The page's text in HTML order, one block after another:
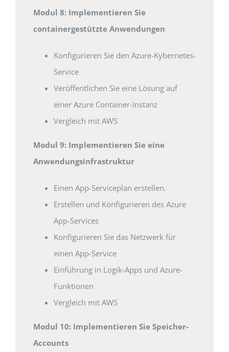
Modul 8: Implementieren Sie
containergestützte Anwendungen
Konfigurieren Sie den Azure-Kybernetes-
Service
Veröffentlichen Sie eine Lösung auf
einer Azure Container-Instanz
Vergleich mit AWS
Modul 9: Implementieren Sie eine
Anwendungsinfrastruktur
Einen App-Serviceplan erstellen.
Erstellen und Konfigurieren des Azure
App-Services
Konfigurieren Sie das Netzwerk für
einen App-Service
Einführung in Logik-Apps und Azure-
Funktionen
Vergleich mit AWS
Modul 10: Implementieren Sie Speicher-
Accounts